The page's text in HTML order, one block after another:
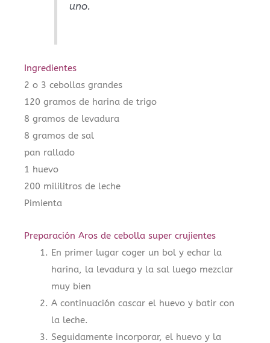
uno.
Ingredientes
2 o 3 cebollas grandes
120 gramos de harina de trigo
8 gramos de levadura
8 gramos de sal
pan rallado
1 huevo
200 mililitros de leche
Pimienta
Preparación Aros de cebolla super crujientes
En primer lugar coger un bol y echar la
harina, la levadura y la sal luego mezclar
muy bien
A continuación cascar el huevo y batir con
la leche.
Seguidamente incorporar, el huevo y la